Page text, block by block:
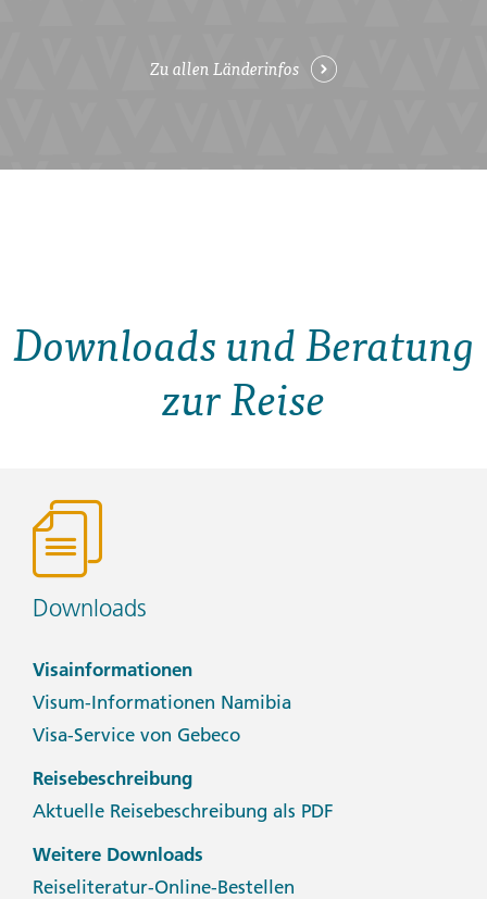
Zu allen Länderinfos
Downloads und Beratung
zur Reise
Downloads
Visainformationen
Visum-Informationen Namibia
Visa-Service von Gebeco
Reisebeschreibung
Aktuelle Reisebeschreibung als PDF
Weitere Downloads
Reiseliteratur-Online-Bestellen